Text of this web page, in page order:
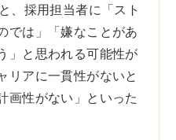
、採用担当者に「スト
では」「嫌なことがあ
」と思われる可能性が
リアに一貫性がないと
画性がない」といった